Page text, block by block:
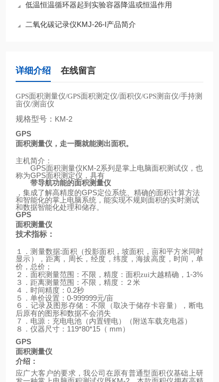
低温恒温循环器起到实验容器降温或恒温作用
二氧化碳记录仪KMJ-26-I产品简介
详细介绍 在线留言
GPS面积测量仪/GPS面积测定仪/面积仪/GPS测亩仪/手持测
亩仪/测亩仪
规格型号： KM-2
GPS
面积测量仪，走一圈就能测出面积。
主机简介：
GPS面积测量仪KM-2系列是掌上电脑面积测试仪，也
称为GPS面积测定仪，具有
带导航功能的面积测量仪
，集成了解高精度的GPS定位系统、精确的面积计算方法
和智能化的掌上电脑系统，能实现不规则面积的实时测试
和数据智能化处理和储存。
GPS
面积测量仪
技术指标：
１．测量数据:面积（投影面积，坡面积，亩和平方米同时
显示），距离，周长，经度，纬度，海拔高度，时间，单
价，总价；
２．面积测量范围：不限，精度：面积zui大越精确， 1-3%
３．距离测量范围：不限，精度：２米
４．时间精度： 0.2秒
５．单价设置： 0-999999元/亩
６．记录及图形存储：不限（取决于储存卡容量），断电
后原有的图形和数据不会消失
７．电源：充电电池（内置锂电）
（ 附送车载充电器）
８．仪器尺寸： 119*80*15 （ mm）
GPS
面积测量仪
介绍：
应广大客户的要求，我公司在原有普通型面积仪基础上研